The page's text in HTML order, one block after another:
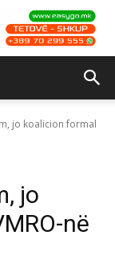
jo koalicion formal
jo
në